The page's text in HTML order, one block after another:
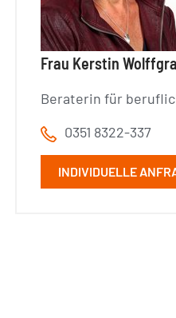
Frau Kerstin
Beraterin für
0351 8322-337
INDIVIDUELLE